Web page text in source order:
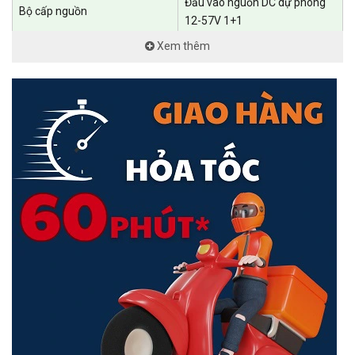
Báo động lỗi thời gian thực:
bạn mọi lúc, mọi nơi với ứng dụng Tapo. Điều chỉnh độ sáng, công
suất và màu sắc chỉ bằng một cú chạm đơn giản.
Bộ cấp nguồn
12-57V 1+1
Cổng PoE (RJ45)
• Tiêu chuẩn: Tương thích
• Cổng PoE++ (802.3af/at/bt
PoE): 2 cổng, công suất tối đa
60W mỗi cổng
• Cổng PoE+ (802.3af/at PoE): 6
cổng, công suất tối đa 30W mỗi
cổng
Kích thước ( R x D x C ) 155 × 120 × 60 mm
• ±6 kV ở chế độ chung cho các
cổng Ethernet
• ±4 kV ở chế độ chung cho các
cổng đầu vào nguồn DC
Khả năng chuyển mạch 20 Gbps
Xem thêm